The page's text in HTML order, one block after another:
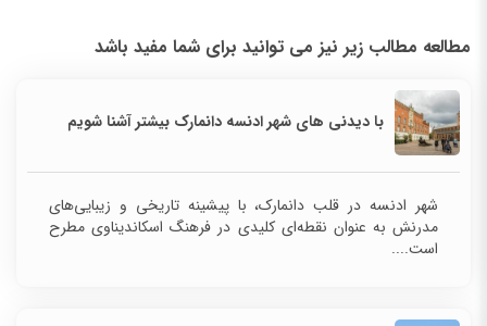
مطالعه مطالب زیر نیز می توانید برای شما مفید باشد
با دیدنی های شهر ادنسه دانمارک بیشتر آشنا شویم
شهر ادنسه در قلب دانمارک، با پیشینه تاریخی و زیبایی‌های
مدرنش به عنوان نقطه‌ای کلیدی در فرهنگ اسکاندیناوی مطرح
است....